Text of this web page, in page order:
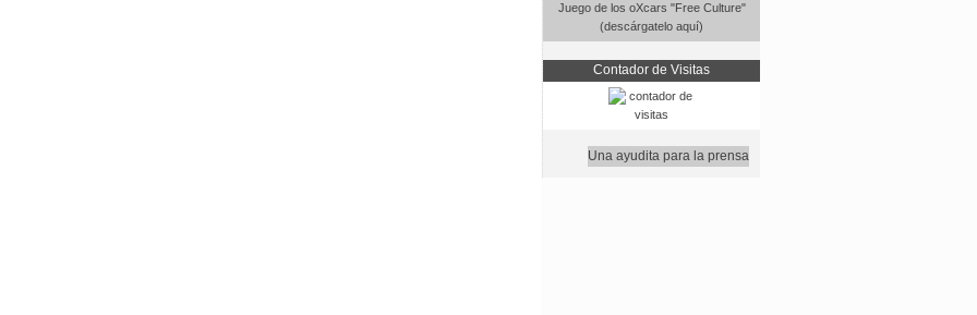
Juego de los oXcars "Free Culture"
(descárgatelo aquí)
Contador de Visitas
Una ayudita para la prensa